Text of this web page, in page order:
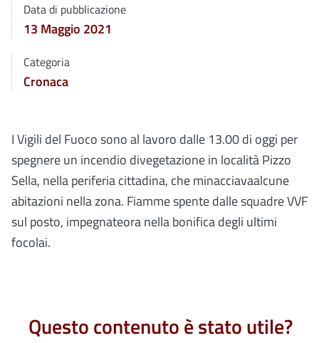
Data di pubblicazione
13 Maggio 2021
Categoria
Cronaca
I Vigili del Fuoco sono al lavoro dalle 13.00 di oggi per
spegnere un incendio divegetazione in località Pizzo
Sella, nella periferia cittadina, che minacciavaalcune
abitazioni nella zona. Fiamme spente dalle squadre VVF
sul posto, impegnateora nella bonifica degli ultimi
focolai.
Questo contenuto è stato utile?